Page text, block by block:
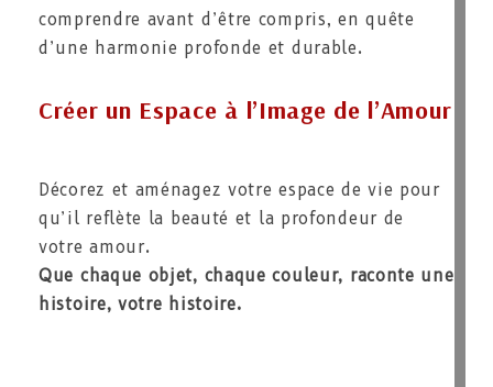
comprendre avant d’être compris, en quête
d’une harmonie profonde et durable.
Créer un Espace à l’Image de l’Amour
Décorez et aménagez votre espace de vie pour
qu’il reflète la beauté et la profondeur de
votre amour.
Que chaque objet, chaque couleur, raconte une
histoire, votre histoire.